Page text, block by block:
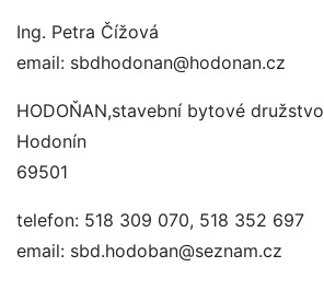
Ing. Petra Čížová
email: sbdhodonan@hodonan.cz
HODOŇAN,stavební bytové družstvo
Hodonín
69501
telefon: 518 309 070, 518 352 697
email: sbd.hodoban@seznam.cz